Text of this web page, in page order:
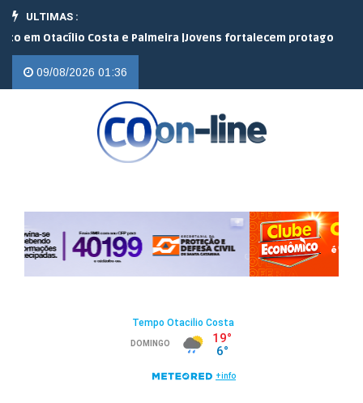
ULTIMAS :
Costa e Palmeira |Jovens fortalecem protagonismo no
09/08/2026 01:36